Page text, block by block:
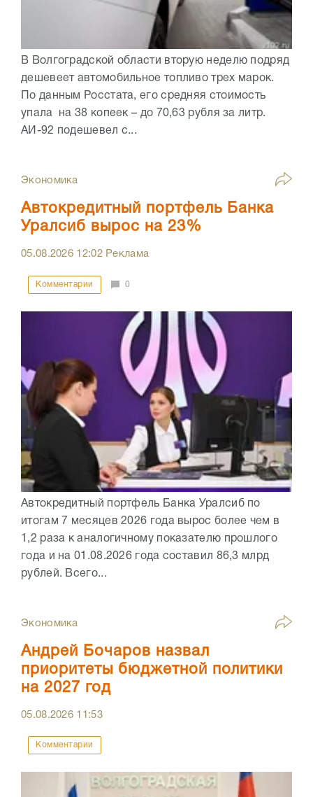
В Волгоградской области вторую неделю подряд
дешевеет автомобильное топливо трех марок.
По данным Росстата, его средняя стоимость
упала на 38 копеек – до 70,63 рубля за литр.
АИ-92 подешевел с...
Экономика
Автокредитный портфель Банка
Уралсиб вырос на 23%
05.08.2026 12:02Реклама
Комментарии 0
Автокредитный портфель Банка Уралсиб по
итогам 7 месяцев 2026 года вырос более чем в
1,2 раза к аналогичному показателю прошлого
года и на 01.08.2026 года составил 86,3 млрд
рублей. Всего...
Экономика
Андрей Бочаров назвал
приоритеты бюджетной политики
на 2027 год
05.08.2026 11:53
Комментарии